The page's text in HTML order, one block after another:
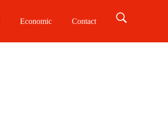
Economic Contact